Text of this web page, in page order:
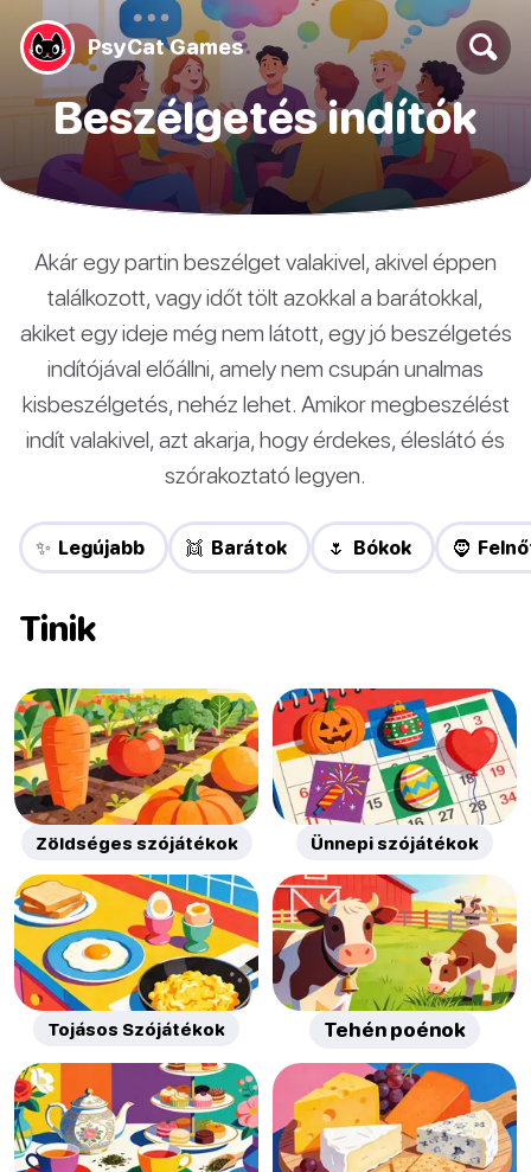
PsyCat Games
Beszélgetés indítók
Akár egy partin beszélget valakivel, akivel éppen
találkozott, vagy időt tölt azokkal a barátokkal,
akiket egy ideje még nem látott, egy jó beszélgetés
indítójával előállni, amely nem csupán unalmas
kisbeszélgetés, nehéz lehet. Amikor megbeszélést
indít valakivel, azt akarja, hogy érdekes, éleslátó és
szórakoztató legyen.
✨ Legújabb 👯 Barátok 🌷 Bókok 🧔
Tinik
Zöldséges szójátékok Ünnepi szójátékok
Tojásos Szójátékok Tehén poénok